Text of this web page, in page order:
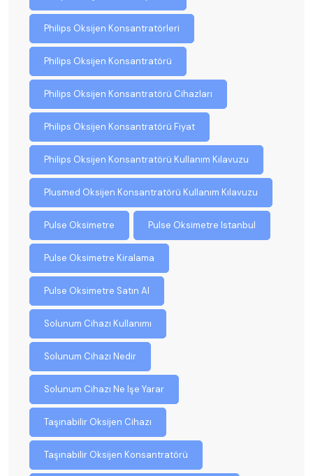
Philips Oksijen Konsantratörleri
Philips Oksijen Konsantratörü
Philips Oksijen Konsantratörü Cihazları
Philips Oksijen Konsantratörü Fiyat
Philips Oksijen Konsantratörü Kullanım Kılavuzu
Plusmed Oksijen Konsantratörü Kullanım Kılavuzu
Pulse Oksimetre Pulse Oksimetre Istanbul
Pulse Oksimetre Kiralama
Pulse Oksimetre Satın Al
Solunum Cihazı Kullanımı
Solunum Cihazı Nedir
Solunum Cihazı Ne Işe Yarar
Taşınabilir Oksijen Cihazı
Taşınabilir Oksijen Konsantratörü